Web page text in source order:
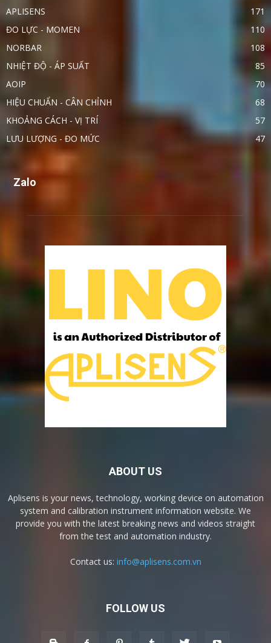
APLISENS
171
ĐO LỰC - MOMEN
110
NORBAR
108
NHIỆT ĐỘ - ÁP SUẤT
85
AOIP
70
HIỆU CHUẨN - CÂN CHỈNH
68
KHOẢNG CÁCH - VỊ TRÍ
57
LƯU LƯỢNG - ĐO MỨC
47
Zalo
ABOUT US
Aplisens is your news, technology, working device on automation
system and calibration instrument information website. We
provide you with the latest breaking news and videos straight
from the test and automation industry.
Contact us: info@aplisens.com.vn
FOLLOW US